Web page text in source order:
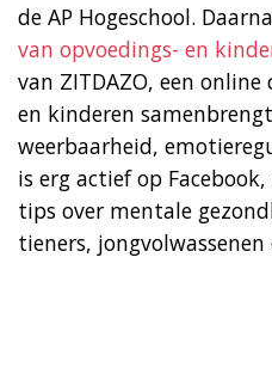
de AP Hogeschool.
van opvoedings- en
van ZITDAZO, een
en kinderen
weerbaarheid,
is erg actief op
tips over mentale
tieners, jongvolwassenen